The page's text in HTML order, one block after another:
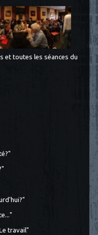
et toutes les séances du
travail"